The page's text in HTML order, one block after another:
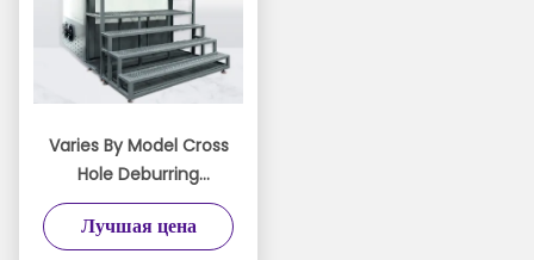
Varies By Model Cross
Hole Deburring
Machine Featuring
Custom Tooling and
Лучшая цена